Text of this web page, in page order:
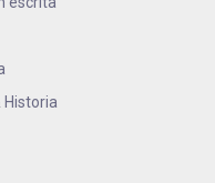
Historia